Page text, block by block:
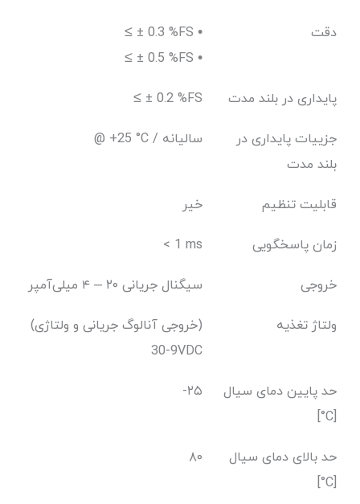
دقت
≤ ± 0.3 %FS •
≤ ± 0.5 %FS •
پایداری در بلند مدت ≤ ± 0.2 %FS
جزییات پایداری در
بلند مدت
@ +25 °C / سالیانه
قابلیت تنظیم خیر
زمان پاسخگویی < 1 ms
خروجی سیگنال جریانی ۲۰ – ۴ میلی‌آمپر
ولتاژ تغذیه
(خروجی آنالوگ جریانی و ولتاژی)
9-30VDC
حد پایین دمای سیال
[C°]
-۲۵
حد بالای دمای سیال
[C°]
۸۰